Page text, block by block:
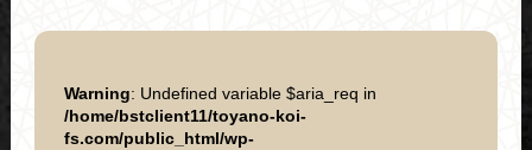
Warning: Undefined variable $aria_req in
/home/bstclient11/toyano-koi-
fs.com/public_html/wp-